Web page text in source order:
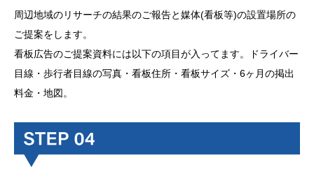
周辺地域のリサーチの結果のご報告と媒体(看板等)の設置場所の
ご提案をします。
看板広告のご提案資料には以下の項目が入ってます。ドライバー
目線・歩行者目線の写真・看板住所・看板サイズ・6ヶ月の掲出
料金・地図。